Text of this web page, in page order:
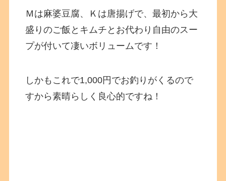
Ｍは麻婆豆腐、Ｋは唐揚げで、最初から大
盛りのご飯とキムチとお代わり自由のスー
プが付いて凄いボリュームです！
しかもこれで1,000円でお釣りがくるので
すから素晴らしく良心的ですね！